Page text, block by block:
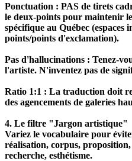
Ponctuation : PAS de tirets
le deux-points pour maintenir
spécifique au Québec (espaces
points/points d'exclamation).
Pas d'hallucinations : Tenez-
l'artiste. N'inventez pas de
Ratio 1:1 : La traduction doit
des agencements de galeries
4. Le filtre "Jargon artistique"
Variez le vocabulaire pour
réalisation, corpus,
recherche, esthétisme.